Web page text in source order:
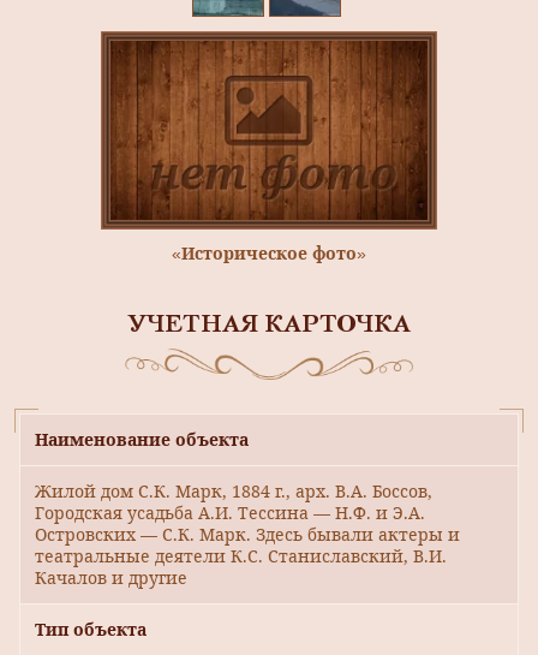
«Историческое фото»
УЧЕТНАЯ КАРТОЧКА
Наименование объекта
Жилой дом С.К. Марк, 1884 г., арх. В.А. Боссов,
Городская усадьба А.И. Тессина — Н.Ф. и Э.А.
Островских — С.К. Марк. Здесь бывали актеры и
театральные деятели К.С. Станиславский, В.И.
Качалов и другие
Тип объекта